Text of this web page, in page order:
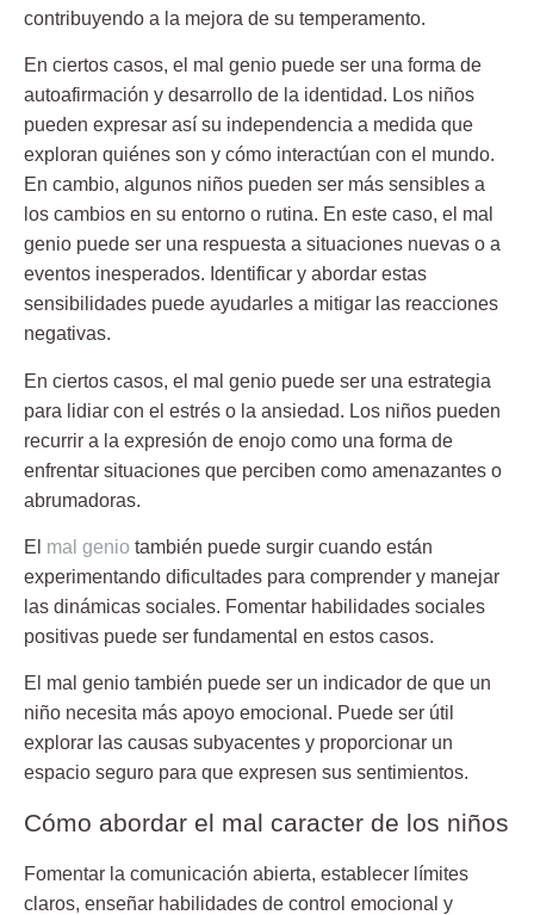
contribuyendo a la mejora de su temperamento.
En ciertos casos, el mal genio puede ser una forma de
autoafirmación y desarrollo de la identidad. Los niños
pueden expresar así su independencia a medida que
exploran quiénes son y cómo interactúan con el mundo.
En cambio, algunos niños pueden ser más sensibles a
los cambios en su entorno o rutina. En este caso, el mal
genio puede ser una respuesta a situaciones nuevas o a
eventos inesperados. Identificar y abordar estas
sensibilidades puede ayudarles a mitigar las reacciones
negativas.
En ciertos casos, el mal genio puede ser una estrategia
para lidiar con el estrés o la ansiedad. Los niños pueden
recurrir a la expresión de enojo como una forma de
enfrentar situaciones que perciben como amenazantes o
abrumadoras.
El mal genio también puede surgir cuando están
experimentando dificultades para comprender y manejar
las dinámicas sociales. Fomentar habilidades sociales
positivas puede ser fundamental en estos casos.
El mal genio también puede ser un indicador de que un
niño necesita más apoyo emocional . Puede ser útil
explorar las causas subyacentes y proporcionar un
espacio seguro para que expresen sus sentimientos.
Cómo abordar el mal caracter de los niños
Fomentar la comunicación abierta, establecer límites
claros, enseñar habilidades de control emocional y